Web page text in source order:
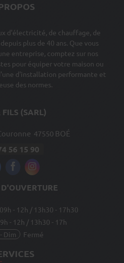
d'électricité, de chauffage, de
plus de 40 ans. Que vous
entreprise, comptez sur nos
pour équiper votre maison ou
d'installation performante et
des normes.
(SARL)
47550 BOÉ
56 15 90
09h - 12h / 13h30 - 17h30
- 12h / 13h30 - 17h
Dim
Fermé